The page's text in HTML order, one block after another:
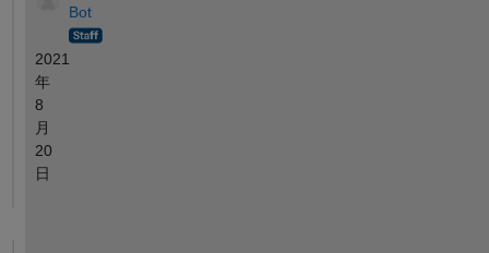
Bot
2021
年
8
月
20
日